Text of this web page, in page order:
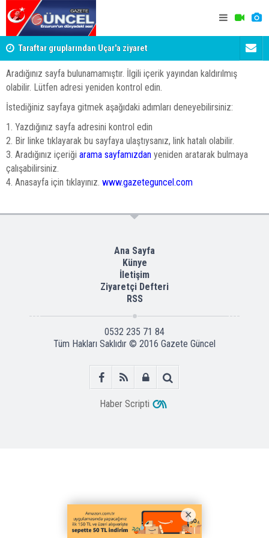
Taraftar gruplarından Uçar'a ziyaret
Aradığınız sayfa bulunamamıştır. İlgili içerik yayından kaldırılmış
olabilir. Lütfen adresi yeniden kontrol edin.
İstediğiniz sayfaya gitmek aşağıdaki adımları deneyebilirsiniz:
1. Yazdığınız sayfa adresini kontrol edin
2. Bir linke tıklayarak bu sayfaya ulaştıysanız, link hatalı olabilir.
3. Aradığınız içeriği arama sayfamızdan yeniden aratarak bulmaya
çalışabilirsiniz.
4. Anasayfa için tıklayınız. www.gazeteguncel.com
Ana Sayfa
Künye
İletişim
Ziyaretçi Defteri
RSS
0532 235 71 84
Tüm Hakları Saklıdır © 2016 Gazete Güncel
Haber Scripti